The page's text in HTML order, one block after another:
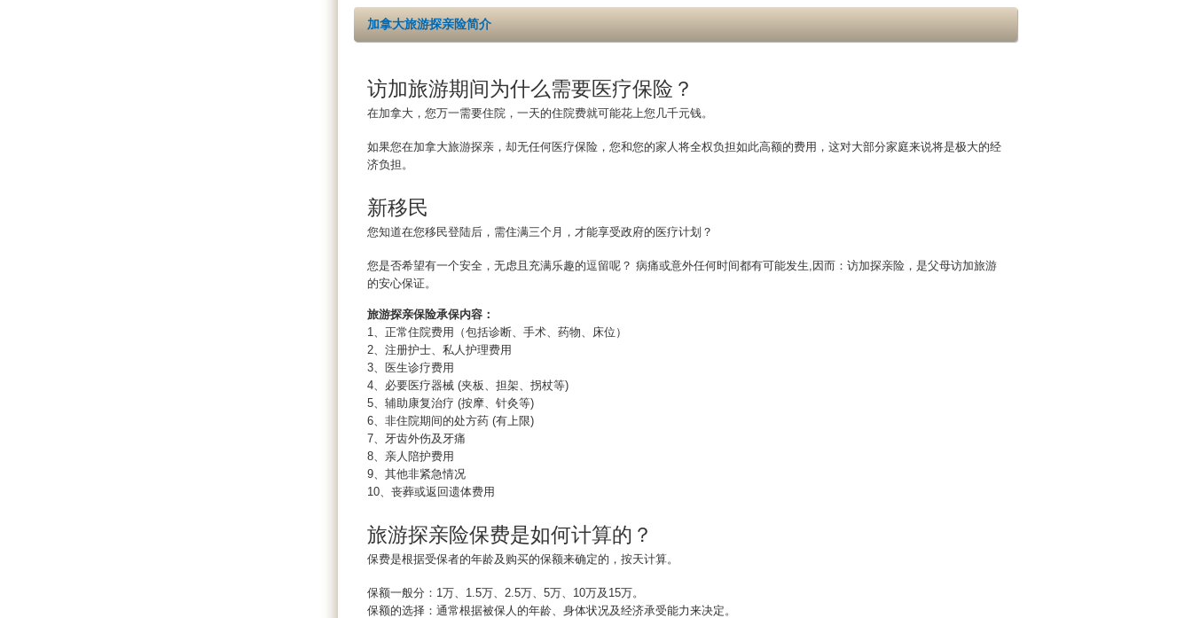
加拿大旅游探亲险简介
访加旅游期间为什么需要医疗保险？
在加拿大，您万一需要住院，一天的住院费就可能花上您几千元钱。
如果您在加拿大旅游探亲，却无任何医疗保险，您和您的家人将全权负担如此高额的费用，这对大部分家庭来说将是极大的经
济负担。
新移民
您知道在您移民登陆后，需住满三个月，才能享受政府的医疗计划？
您是否希望有一个安全，无虑且充满乐趣的逗留呢？ 病痛或意外任何时间都有可能发生,因而：访加探亲险，是父母访加旅游
的安心保证。
旅游探亲保险承保内容：
1、正常住院费用（包括诊断、手术、药物、床位）
2、注册护士、私人护理费用
3、医生诊疗费用
4、必要医疗器械 (夹板、担架、拐杖等)
5、辅助康复治疗 (按摩、针灸等)
6、非住院期间的处方药 (有上限)
7、牙齿外伤及牙痛
8、亲人陪护费用
9、其他非紧急情况
10、丧葬或返回遗体费用
旅游探亲险保费是如何计算的？
保费是根据受保者的年龄及购买的保额来确定的，按天计算。
保额一般分：1万、1.5万、2.5万、5万、10万及15万。
保额的选择：通常根据被保人的年龄、身体状况及经济承受能力来决定。